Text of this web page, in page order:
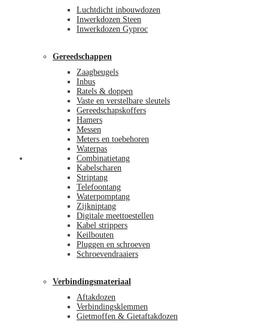
Luchtdicht inbouwdozen
Inwerkdozen Steen
Inwerkdozen Gyproc
Gereedschappen
Zaagbeugels
Inbus
Ratels & doppen
Vaste en verstelbare sleutels
Gereedschapskoffers
Hamers
Messen
Meters en toebehoren
Waterpas
Combinatietang
Kabelscharen
Striptang
Telefoontang
Waterpomptang
Zijkniptang
Digitale meettoestellen
Kabel strippers
Keilbouten
Pluggen en schroeven
Schroevendraaiers
Verbindingsmateriaal
Aftakdozen
Verbindingsklemmen
Gietmoffen & Gietaftakdozen